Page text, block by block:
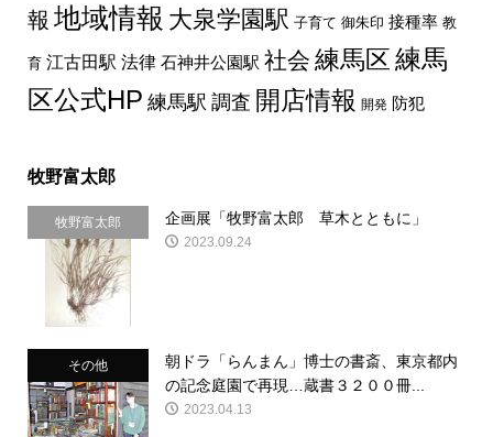
報 地域情報 大泉学園駅 子育て 御朱印 接種率 教
育 江古田駅 法律 石神井公園駅 社会 練馬区練馬
区公式HP 練馬駅 調査 開店情報 開発 防犯
牧野富太郎
牧野富太郎 企画展「牧野富太郎 草木とともに」
2023.09.24
その他
朝ドラ「らんまん」博士の書斎、東京都内
の記念庭園で再現…蔵書３２００冊...
2023.04.13